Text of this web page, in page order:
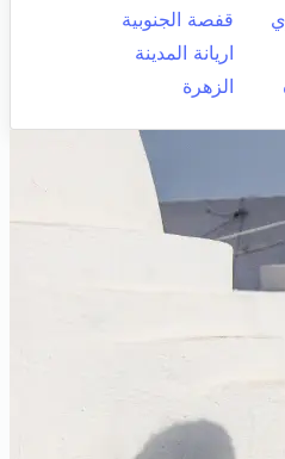
قفصة الجنوبية
اريانة المدينة
الزهرة